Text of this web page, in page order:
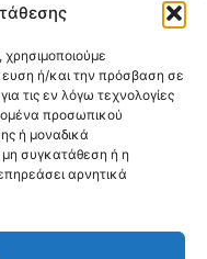
ή/και την πρόσβαση σε
τις εν λόγω τεχνολογίες
προσωπικού
ή μοναδικά
συγκατάθεση ή η
αρνητικά
(Υπηρετώ δια της